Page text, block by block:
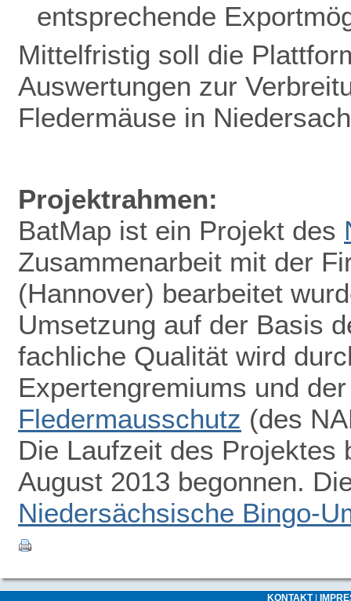
entsprechende
Mittelfristig soll die
Auswertungen zur
Fledermäuse in
Projektrahmen:
BatMap ist ein Projekt des
Zusammenarbeit mit der
(Hannover) bearbeitet
Umsetzung auf der Basis
fachliche Qualität wird
Expertengremiums und
Fledermausschutz (des
Die Laufzeit des Projektes
August 2013 begonnen.
Niedersächsische Bingo-
KONTAKT|